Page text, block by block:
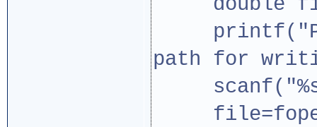
path for